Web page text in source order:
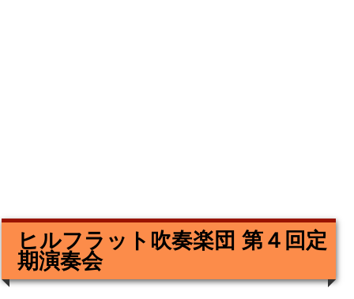
ヒルフラット吹奏楽団 第４回定
期演奏会